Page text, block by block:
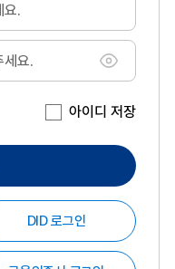
비밀번호
아이디 저장
DID 로그인